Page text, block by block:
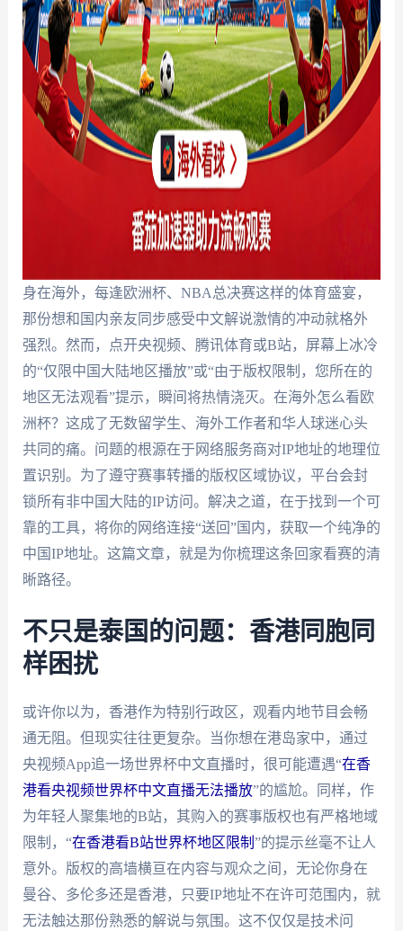
身在海外，每逢欧洲杯、NBA总决赛这样的体育盛宴，
那份想和国内亲友同步感受中文解说激情的冲动就格外
强烈。然而，点开央视频、腾讯体育或B站，屏幕上冰冷
的“仅限中国大陆地区播放”或“由于版权限制，您所在的
地区无法观看”提示，瞬间将热情浇灭。在海外怎么看欧
洲杯？这成了无数留学生、海外工作者和华人球迷心头
共同的痛。问题的根源在于网络服务商对IP地址的地理位
置识别。为了遵守赛事转播的版权区域协议，平台会封
锁所有非中国大陆的IP访问。解决之道，在于找到一个可
靠的工具，将你的网络连接“送回”国内，获取一个纯净的
中国IP地址。这篇文章，就是为你梳理这条回家看赛的清
晰路径。
不只是泰国的问题：香港同胞同
样困扰
或许你以为，香港作为特别行政区，观看内地节目会畅
通无阻。但现实往往更复杂。当你想在港岛家中，通过
央视频App追一场世界杯中文直播时，很可能遭遇“在香
港看央视频世界杯中文直播无法播放”的尴尬。同样，作
为年轻人聚集地的B站，其购入的赛事版权也有严格地域
限制，“在香港看B站世界杯地区限制 ”的提示丝毫不让人
意外。版权的高墙横亘在内容与观众之间，无论你身在
曼谷、多伦多还是香港，只要IP地址不在许可范围内，就
无法触达那份熟悉的解说与氛围。这不仅仅是技术问